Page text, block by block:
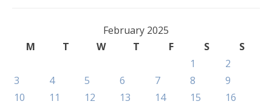
February 2025
M
T W T F S
S
1
2
3
4 5 6 7 8
9
10
11 12 13 14 15
16